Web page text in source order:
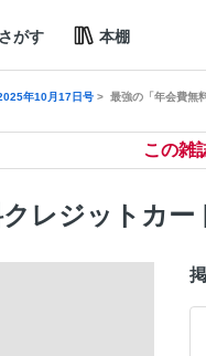
さがす 本棚
年10月17日号 最強の「年会費無
この雑
レジットカー